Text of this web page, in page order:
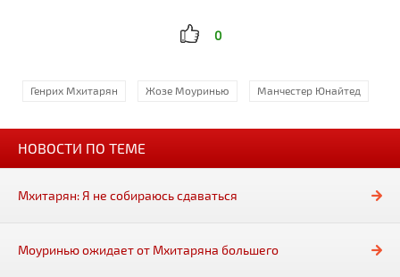
0
Генрих Мхитарян Жозе Моуринью Манчестер Юнайтед
НОВОСТИ ПО ТЕМЕ
Мхитарян: Я не собираюсь сдаваться
Моуринью ожидает от Мхитаряна большего